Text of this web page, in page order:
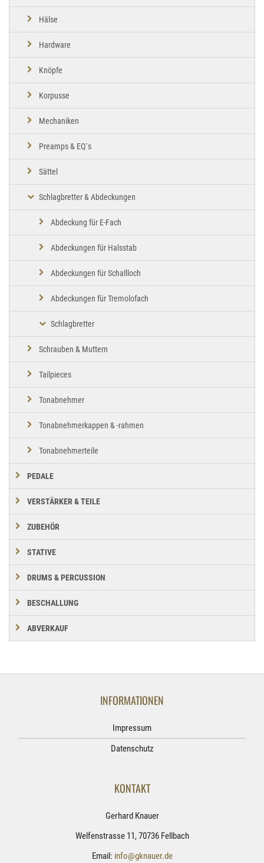
Hälse
Hardware
Knöpfe
Korpusse
Mechaniken
Preamps & EQ´s
Sättel
Schlagbretter & Abdeckungen
Abdeckung für E-Fach
Abdeckungen für Halsstab
Abdeckungen für Schallloch
Abdeckungen für Tremolofach
Schlagbretter
Schrauben & Muttern
Tailpieces
Tonabnehmer
Tonabnehmerkappen & -rahmen
Tonabnehmerteile
PEDALE
VERSTÄRKER & TEILE
ZUBEHÖR
STATIVE
DRUMS & PERCUSSION
BESCHALLUNG
ABVERKAUF
INFORMATIONEN
Impressum
Datenschutz
KONTAKT
Gerhard Knauer
Welfenstrasse 11, 70736 Fellbach
Email: info@gknauer.de